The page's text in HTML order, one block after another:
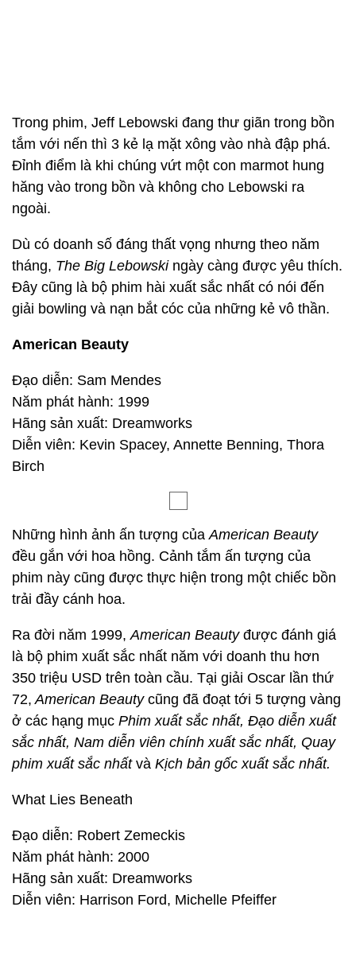
Trong phim, Jeff Lebowski đang thư giãn trong bồn
tắm với nến thì 3 kẻ lạ mặt xông vào nhà đập phá.
Đỉnh điểm là khi chúng vứt một con marmot hung
hăng vào trong bồn và không cho Lebowski ra
ngoài.
Dù có doanh số đáng thất vọng nhưng theo năm
tháng, The Big Lebowski ngày càng được yêu thích.
Đây cũng là bộ phim hài xuất sắc nhất có nói đến
giải bowling và nạn bắt cóc của những kẻ vô thần.
American Beauty
Đạo diễn: Sam Mendes
Năm phát hành: 1999
Hãng sản xuất: Dreamworks
Diễn viên: Kevin Spacey, Annette Benning, Thora
Birch
Những hình ảnh ấn tượng củaAmerican Beauty
đều gắn với hoa hồng. Cảnh tắm ấn tượng của
phim này cũng được thực hiện trong một chiếc bồn
trải đầy cánh hoa.
Ra đời năm 1999,American Beautyđược đánh giá
là bộ phim xuất sắc nhất năm với doanh thu hơn
350 triệu USD trên toàn cầu. Tại giải Oscar lần thứ
72, American Beautycũng đã đoạt tới 5 tượng vàng
ở các hạng mục Phim xuất sắc nhất, Đạo diễn xuất
sắc nhất, Nam diễn viên chính xuất sắc nhất, Quay
phim xuất sắc nhấtvà Kịch bản gốc xuất sắc nhất.
What Lies Beneath
Đạo diễn: Robert Zemeckis
Năm phát hành: 2000
Hãng sản xuất: Dreamworks
Diễn viên: Harrison Ford, Michelle Pfeiffer